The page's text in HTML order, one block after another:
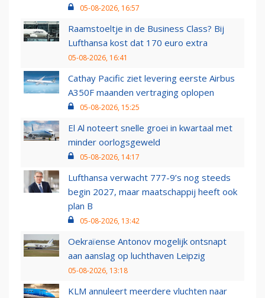
05-08-2026, 16:57
Raamstoeltje in de Business Class? Bij
Lufthansa kost dat 170 euro extra
05-08-2026, 16:41
Cathay Pacific ziet levering eerste Airbus
A350F maanden vertraging oplopen
05-08-2026, 15:25
El Al noteert snelle groei in kwartaal met
minder oorlogsgeweld
05-08-2026, 14:17
Lufthansa verwacht 777-9’s nog steeds
begin 2027, maar maatschappij heeft ook
plan B
05-08-2026, 13:42
Oekraïense Antonov mogelijk ontsnapt
aan aanslag op luchthaven Leipzig
05-08-2026, 13:18
KLM annuleert meerdere vluchten naar